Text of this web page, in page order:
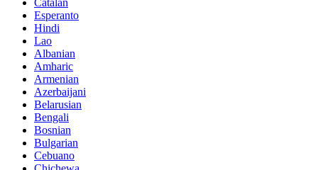
Esperanto
Hindi
Lao
Albanian
Amharic
Armenian
Azerbaijani
Belarusian
Bengali
Bosnian
Bulgarian
Cebuano